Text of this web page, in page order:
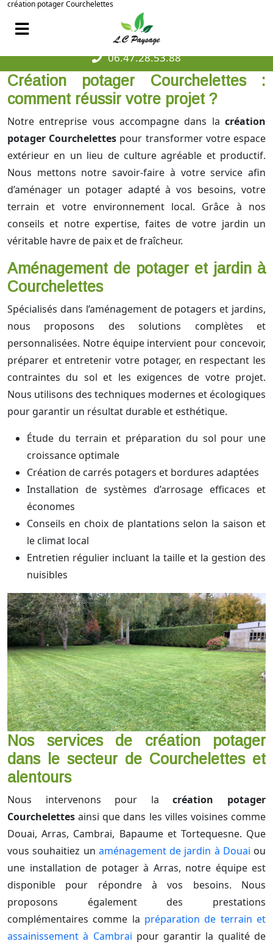
création potager Courchelettes
06.47.28.53.88
Création potager Courchelettes :
comment réussir votre projet ?
Notre entreprise vous accompagne dans la création
potager Courchelettes pour transformer votre espace
extérieur en un lieu de culture agréable et productif.
Nous mettons notre savoir-faire à votre service afin
d’aménager un potager adapté à vos besoins, votre
terrain et votre environnement local. Grâce à nos
conseils et notre expertise, faites de votre jardin un
véritable havre de paix et de fraîcheur.
Aménagement de potager et jardin à
Courchelettes
Spécialisés dans l’aménagement de potagers et jardins,
nous proposons des solutions complètes et
personnalisées. Notre équipe intervient pour concevoir,
préparer et entretenir votre potager, en respectant les
contraintes du sol et les exigences de votre projet.
Nous utilisons des techniques modernes et écologiques
pour garantir un résultat durable et esthétique.
Étude du terrain et préparation du sol pour une
croissance optimale
Création de carrés potagers et bordures adaptées
Installation de systèmes d’arrosage efficaces et
économes
Conseils en choix de plantations selon la saison et
le climat local
Entretien régulier incluant la taille et la gestion des
nuisibles
Nos services de création potager
dans le secteur de Courchelettes et
alentours
Nous intervenons pour lacréation potager
Courchelettes ainsi que dans les villes voisines comme
Douai, Arras, Cambrai, Bapaume et Tortequesne. Que
vous souhaitiez un aménagement de jardin à Douai ou
une installation de potager à Arras, notre équipe est
disponible pour répondre à vos besoins. Nous
proposons également des prestations
complémentaires comme la préparation de terrain et
assainissement à Cambrai pour garantir la qualité de